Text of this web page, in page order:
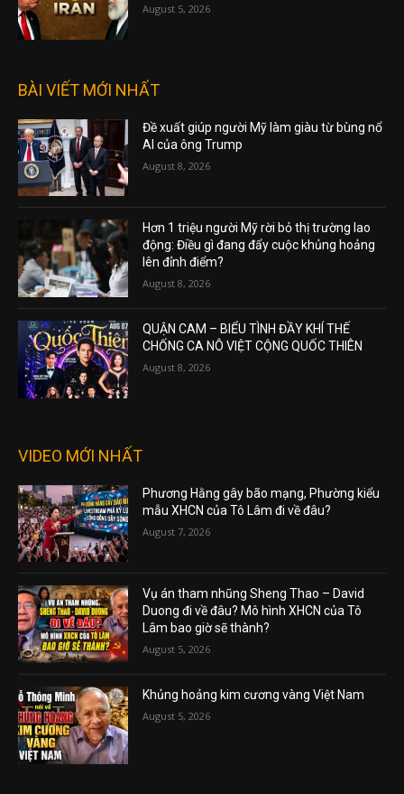
August 5, 2026
BÀI VIẾT MỚI NHẤT
Đề xuất giúp người Mỹ làm giàu từ bùng nổ
AI của ông Trump
August 8, 2026
Hơn 1 triệu người Mỹ rời bỏ thị trường lao
động: Điều gì đang đẩy cuộc khủng hoảng
lên đỉnh điểm?
August 8, 2026
QUẬN CAM – BIỂU TÌNH ĐẦY KHÍ THẾ
CHỐNG CA NÔ VIỆT CỘNG QUỐC THIÊN
August 8, 2026
VIDEO MỚI NHẤT
Phương Hằng gây bão mạng, Phường kiểu
mẫu XHCN của Tô Lâm đi về đâu?
August 7, 2026
Vụ án tham nhũng Sheng Thao – David
Duong đi về đâu? Mô hình XHCN của Tô
Lâm bao giờ sẽ thành?
August 5, 2026
Khủng hoảng kim cương vàng Việt Nam
August 5, 2026